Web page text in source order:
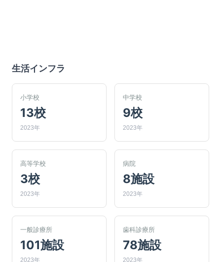
生活インフラ
小学校
13校
2023年
中学校
9校
2023年
高等学校
3校
2023年
病院
8施設
2023年
一般診療所
101施設
2023年
歯科診療所
78施設
2023年